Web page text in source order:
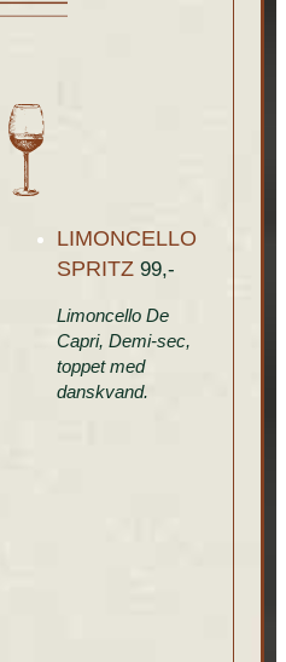
LIMONCELLO
SPRITZ 99,-
Limoncello De
Capri, Demi-sec,
toppet med
danskvand.